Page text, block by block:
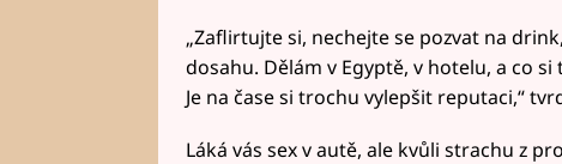
„Zaflirtujte si, nechejte se pozvat na
dosahu. Dělám v Egyptě, v hotelu, a co
Je na čase si trochu vylepšit reputaci,“
Láká vás sex v autě, ale kvůli strachu z